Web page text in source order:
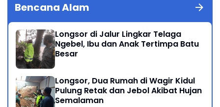
Bencana Alam
Longsor di Jalur Lingkar Telaga
Ngebel, Ibu dan Anak Tertimpa Batu
Besar
Longsor, Dua Rumah di Wagir Kidul
Pulung Retak dan Jebol Akibat Hujan
Semalaman